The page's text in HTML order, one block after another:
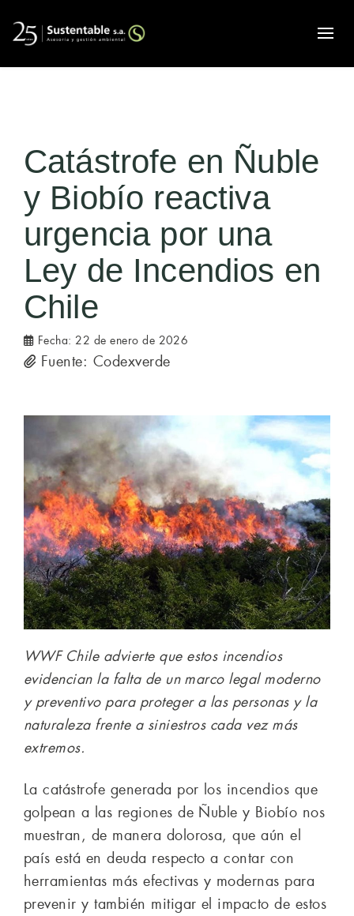
Catástrofe en Ñuble
y Biobío reactiva
urgencia por una
Ley de Incendios en
Chile
Fecha: 22 de enero de 2026
Fuente: Codexverde
WWF Chile advierte que estos incendios
evidencian la falta de un marco legal moderno
y preventivo para proteger a las personas y la
naturaleza frente a siniestros cada vez más
extremos.
La catástrofe generada por los incendios que
golpean a las regiones de Ñuble y Biobío nos
muestran, de manera dolorosa, que aún el
país está en deuda respecto a contar con
herramientas más efectivas y modernas para
prevenir y también mitigar el impacto de estos